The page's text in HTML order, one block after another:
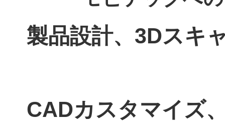
製品設計、3Dスキ
CADカスタマイズ